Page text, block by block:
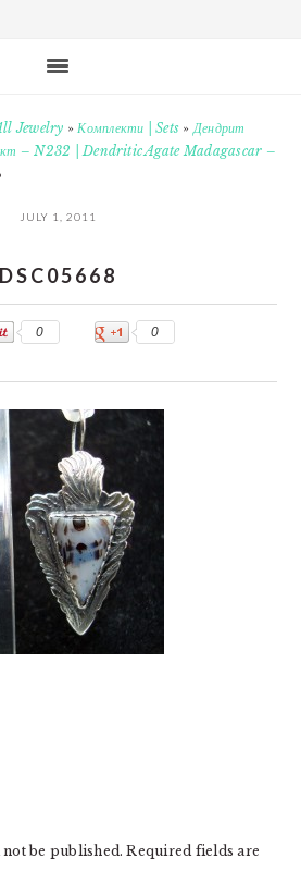
Jewelry »Комплекти | Sets »Дендрит
– N232 | Dendritic Agate Madagascar –
JULY 1, 2011
DSC05668
0
0
be published. Required fields are